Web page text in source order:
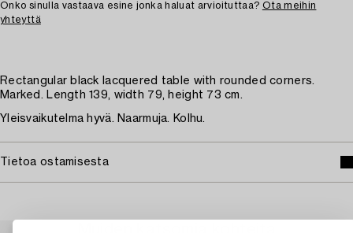
Onko sinulla vastaava esine jonka haluat arvioituttaa? Ota meihin
yhteyttä
Rectangular black lacquered table with rounded corners.
Marked. Length 139, width 79, height 73 cm.
Yleisvaikutelma hyvä. Naarmuja. Kolhu.
Tietoa ostamisesta